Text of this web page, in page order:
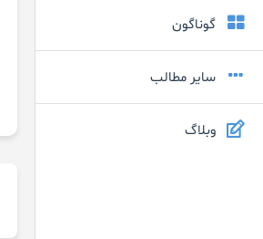
گوناگون
سایر مطالب
وبلاگ